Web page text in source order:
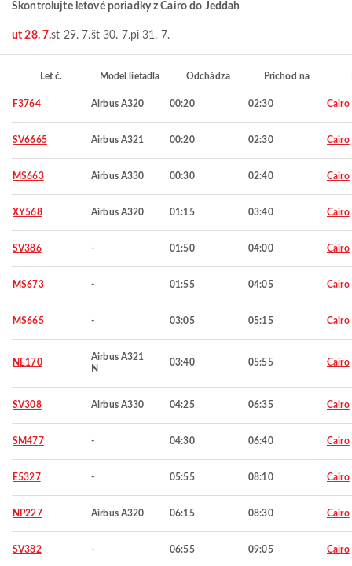
Skontrolujte letové poriadky z Cairo do Jeddah
ut 28. 7.st 29. 7.št 30. 7.pi 31. 7.
Let č. Model lietadla Odchádza Príchod na
F3764 Airbus A320 00:20 02:30 Cairo
SV6665 Airbus A321 00:20 02:30 Cairo
MS663 Airbus A330 00:30 02:40 Cairo
XY568 Airbus A320 01:15 03:40 Cairo
SV386 - 01:50 04:00 Cairo
MS673 - 01:55 04:05 Cairo
MS665 - 03:05 05:15 Cairo
NE170
Airbus A321
N
03:40 05:55 Cairo
SV308 Airbus A330 04:25 06:35 Cairo
SM477 - 04:30 06:40 Cairo
E5327 - 05:55 08:10 Cairo
NP227 Airbus A320 06:15 08:30 Cairo
SV382 - 06:55 09:05 Cairo